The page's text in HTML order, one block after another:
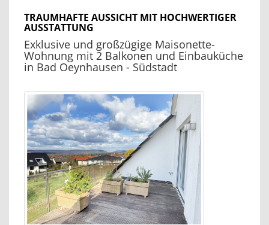
TRAUMHAFTE AUSSICHT MIT HOCHWERTIGER
AUSSTATTUNG
Exklusive und großzügige Maisonette-
Wohnung mit 2 Balkonen und Einbauküche
in Bad Oeynhausen - Südstadt